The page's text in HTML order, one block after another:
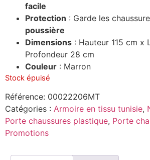
facile
Protection : Garde les
poussière
Dimensions : Hauteur 115 cm x
Profondeur 28 cm
Couleur : Marron
Stock épuisé
Référence: 00022206MT
Catégories : Armoire en tissu tunisie,
Porte chaussures plastique, Porte
Promotions